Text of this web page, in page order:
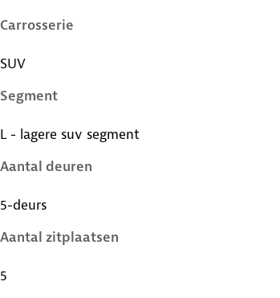
Carrosserie
SUV
Segment
L - lagere suv segment
Aantal deuren
5-deurs
Aantal zitplaatsen
5